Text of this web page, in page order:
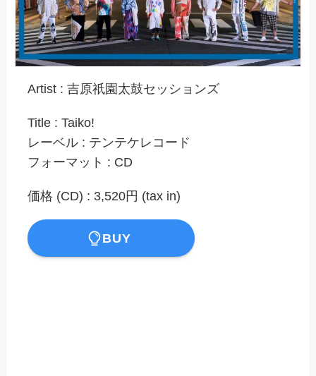
Artist : 吉原祇園太鼓セッションズ
Title : Taiko!
レーベル : テンテケレコード
フォーマット : CD​
価格 (CD) : 3,520円 (tax in)
BUY